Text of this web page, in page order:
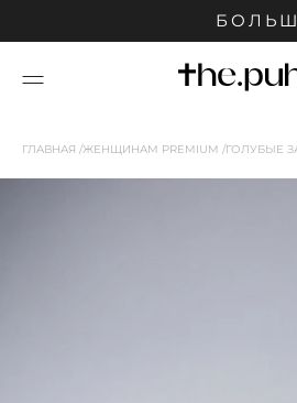
ГЛАВНАЯ ЖЕНЩИНАМ PREMIUM ГОЛУБЫЕ